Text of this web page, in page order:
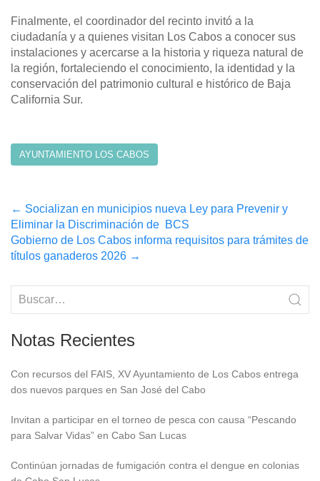
Finalmente, el coordinador del recinto invitó a la
ciudadanía y a quienes visitan Los Cabos a conocer sus
instalaciones y acercarse a la historia y riqueza natural de
la región, fortaleciendo el conocimiento, la identidad y la
conservación del patrimonio cultural e histórico de Baja
California Sur.
AYUNTAMIENTO LOS CABOS
Post
navigation
← Socializan en municipios nueva Ley para Prevenir y
Eliminar la Discriminación de BCS
Gobierno de Los Cabos informa requisitos para trámites de
títulos ganaderos 2026 →
Notas Recientes
Con recursos del FAIS, XV Ayuntamiento de Los Cabos entrega
dos nuevos parques en San José del Cabo
Invitan a participar en el torneo de pesca con causa “Pescando
para Salvar Vidas” en Cabo San Lucas
Continúan jornadas de fumigación contra el dengue en colonias